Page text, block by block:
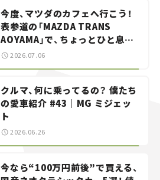
今度、マツダのカフェへ行こう！
表参道の「MAZDA TRANS
AOYAMA」で、ちょっとひと息。
——連載｜CCGとクルマでどうす
2026.07.06
クルマ、何に乗ってるの？ 僕たち
の愛車紹介 #43｜MG ミジェッ
ト
2026.06.26
今なら“100万円前後”で買える、